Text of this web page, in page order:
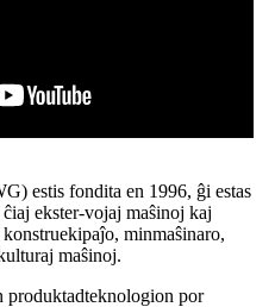
estis fondita en 1996, ĝi estas
ekster-vojaj maŝinoj kaj
minmaŝinaro,
maŝinoj.
por